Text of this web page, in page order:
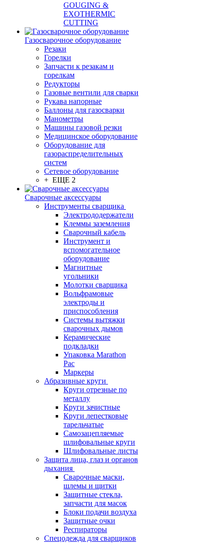
GOUGING &
EXOTHERMIC
CUTTING
Газосварочное оборудование
Резаки
Горелки
Запчасти к резакам и
горелкам
Редукторы
Газовые вентили для сварки
Рукава напорные
Баллоны для газосварки
Манометры
Машины газовой резки
Медицинское оборудование
Оборудование для
газораспределительных
систем
Сетевое оборудование
+ ЕЩЕ 2
Сварочные аксессуары
Инструменты сварщика
Электрододержатели
Клеммы заземления
Сварочный кабель
Инструмент и
вспомогательное
оборудование
Магнитные
угольники
Молотки сварщика
Вольфрамовые
электроды и
приспособления
Системы вытяжки
сварочных дымов
Керамические
подкладки
Упаковка Marathon
Pac
Маркеры
Абразивные круги
Круги отрезные по
металлу
Круги зачистные
Круги лепестковые
тарельчатые
Самозацепляемые
шлифовальные круги
Шлифовальные листы
Защита лица, глаз и органов
дыхания
Сварочные маски,
шлемы и щитки
Защитные стекла,
запчасти для масок
Блоки подачи воздуха
Защитные очки
Респираторы
Спецодежда для сварщиков